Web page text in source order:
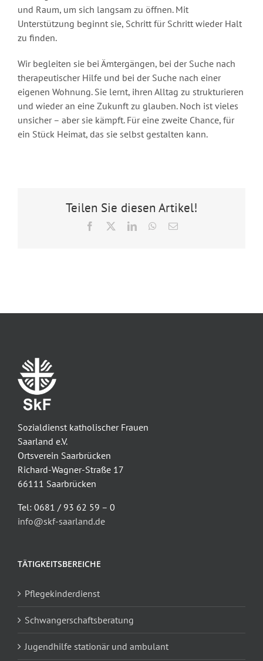
und Raum, um sich langsam zu öffnen. Mit
Unterstützung beginnt sie, Schritt für Schritt wieder Halt
zu finden.
Wir begleiten sie bei Ämtergängen, bei der Suche nach
therapeutischer Hilfe und bei der Suche nach einer
eigenen Wohnung. Sie lernt, ihren Alltag zu strukturieren
und wieder an eine Zukunft zu glauben. Noch ist vieles
unsicher – aber sie kämpft. Für eine zweite Chance, für
ein Stück Heimat, das sie selbst gestalten kann.
Teilen Sie diesen Artikel!
Facebook LinkedInWhatsApp
E-
Sozialdienst katholischer Frauen
Saarland e.V.
Ortsverein Saarbrücken
Richard-Wagner-Straße 17
66111 Saarbrücken
Tel: 0681 / 93 62 59 – 0
info@skf-saarland.de
TÄTIGKEITSBEREICHE
Pflegekinderdienst
Schwangerschaftsberatung
Jugendhilfe stationär und ambulant